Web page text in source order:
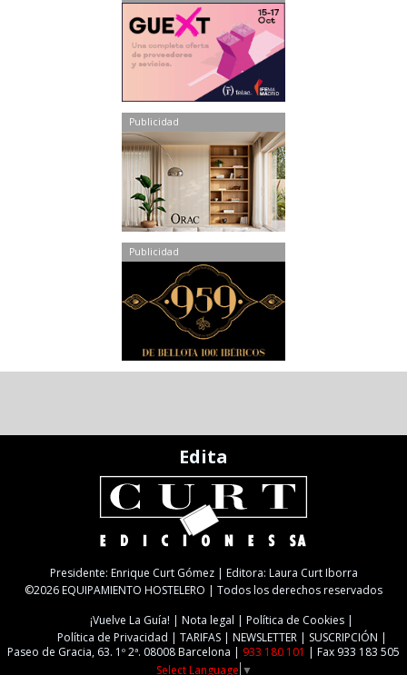
Publicidad
Publicidad
Edita
Presidente: Enrique Curt Gómez | Editora: Laura Curt Iborra
©2026 EQUIPAMIENTO HOSTELERO | Todos los derechos reservados
¡Vuelve La Guía!
Nota legal
Política de Cookies
Política de Privacidad
TARIFAS NEWSLETTER
SUSCRIPCIÓN
Paseo de Gracia, 63. 1º 2ª. 08008 Barcelona | 933 180 101 | Fax 933 183 505
Select Language ▼